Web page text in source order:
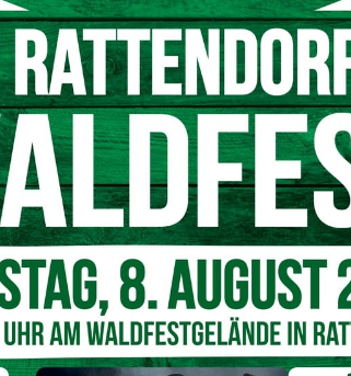
Arbeitsstunden gedankt. Weiterer Dank
Unterstützung die Arbeiten kaum möglich
statt, als stolzer Gewinner eines Ripperlessens für
Nächster Artikel
Manchmal ist es Zeit DANKE zu sagen